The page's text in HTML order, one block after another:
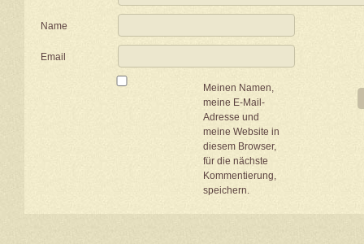
Name
Email
Meinen Namen,
meine E-Mail-
Adresse und
meine Website in
diesem Browser,
für die nächste
Kommentierung,
speichern.